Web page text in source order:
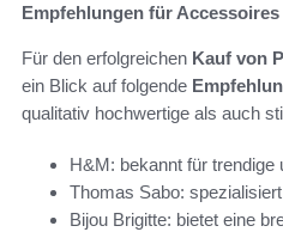
Empfehlungen für
Für den erfolgreichen Kauf von
ein Blick auf folgende
qualitativ hochwertige als auch
H&M: bekannt für
Thomas Sabo:
Bijou Brigitte: bietet eine